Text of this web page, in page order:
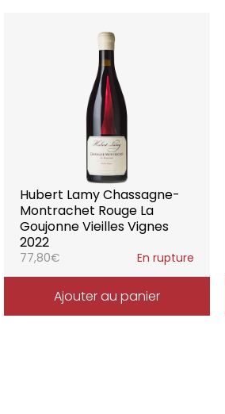
Hubert Lamy Chassagne-
Montrachet Rouge La
Goujonne Vieilles Vignes
2022
77,80€ En rupture
Ajouter au panier